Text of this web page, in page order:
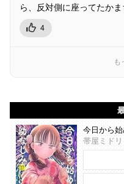
ら、反対側に座ってたか
4
も
今日から
帯屋ミドリ